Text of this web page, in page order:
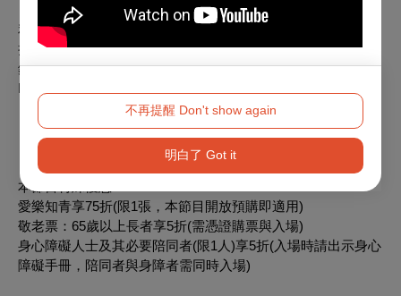
不再提醒 Don't show again
明白了 Got it
（NSO）愛樂知青資格一年期，將享NSO之友購票優惠及福
利、不定期NSO電子購票折抵券乙張，以及NSO主辦節目75
折優惠（每檔限一張）。若符合上述資格者，請至以下表單登
錄：
https://reurl.cc/mRKlMM
，後續將由國家交響樂團專人服務。
【謹慎理財 信用至上】
【循環信用利率及各項費用請詳參台新銀行官網】
本節目特殊優惠：
愛樂知青享75折(限1張，本節目開放預購即適用)
敬老票：65歲以上長者享5折(需憑證購票與入場)
身心障礙人士及其必要陪同者(限1人)享5折(入場時請出示身心
障礙手冊，陪同者與身障者需同時入場)